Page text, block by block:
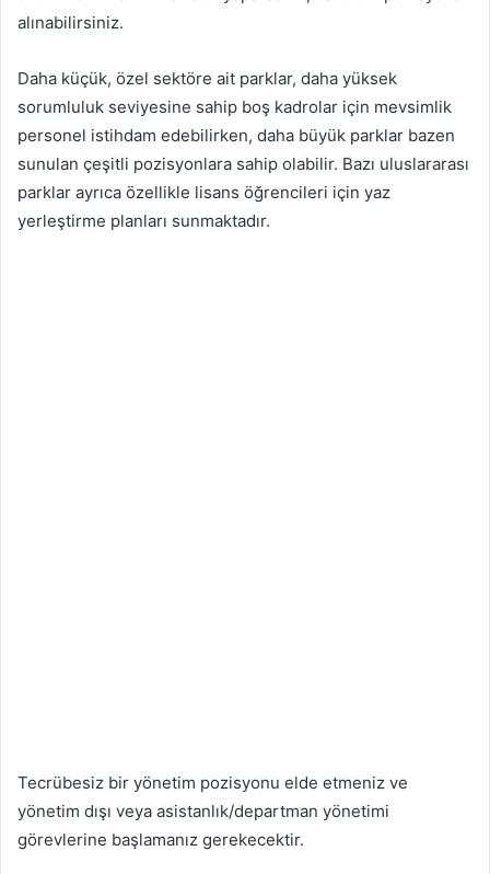
alınabilirsiniz.
Daha küçük, özel sektöre ait parklar, daha yüksek
sorumluluk seviyesine sahip boş kadrolar için mevsimlik
personel istihdam edebilirken, daha büyük parklar bazen
sunulan çeşitli pozisyonlara sahip olabilir. Bazı uluslararası
parklar ayrıca özellikle lisans öğrencileri için yaz
yerleştirme planları sunmaktadır.
Tecrübesiz bir yönetim pozisyonu elde etmeniz ve
yönetim dışı veya asistanlık/departman yönetimi
görevlerine başlamanız gerekecektir.